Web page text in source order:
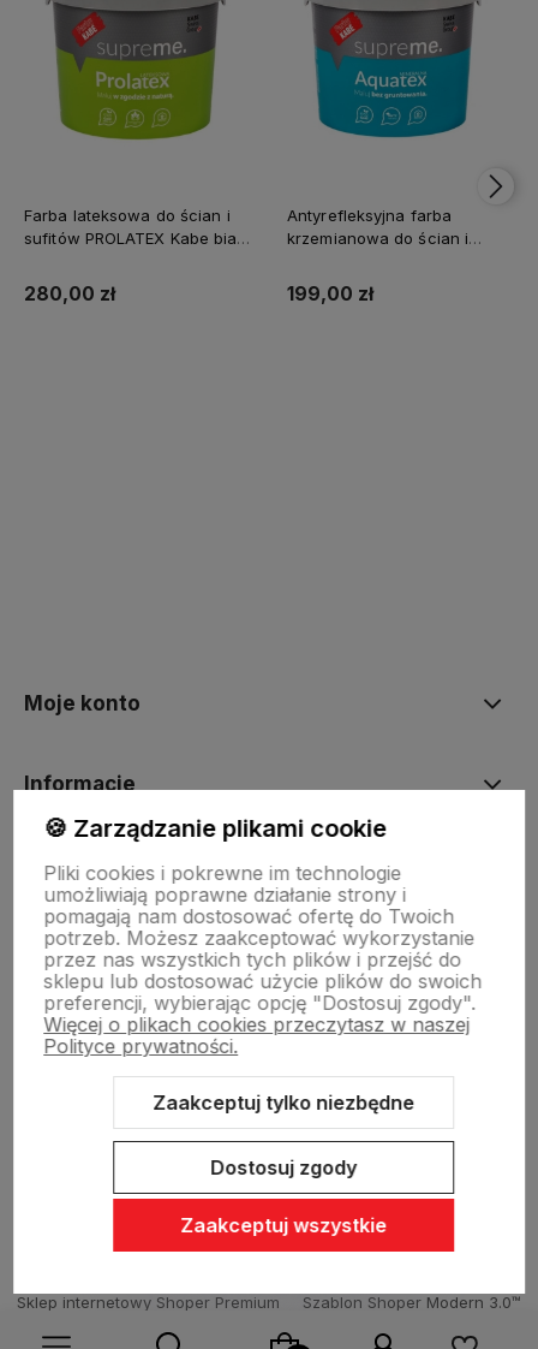
Farba lateksowa do ścian i
sufitów PROLATEX Kabe biała
matowa
280,00 zł
Antyrefleksyjna farba
krzemianowa do ścian i
199,00 zł
Moje konto
Informacje
O nas
Dostawa i płatności
Sklepy stacjonarne
Obsługa hurtowa
Sklep internetowy Shoper Premium
Szablon Shoper Modern 3.0™
🍪 Zarządzanie plikami cookie
Pliki cookies i pokrewne im technologie
umożliwiają poprawne działanie strony i
pomagają nam dostosować ofertę do Twoich
potrzeb. Możesz zaakceptować wykorzystanie
przez nas wszystkich tych plików i przejść do
sklepu lub dostosować użycie plików do swoich
preferencji, wybierając opcję "Dostosuj zgody".
Więcej o plikach cookies przeczytasz w naszej
Polityce prywatności.
Zaakceptuj tylko niezbędne
Dostosuj zgody
Zaakceptuj wszystkie